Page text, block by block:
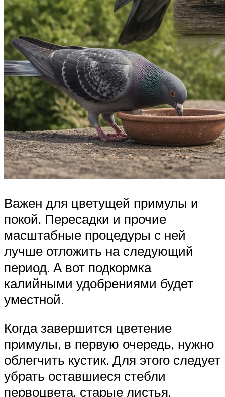
Важен для цветущей примулы и
покой. Пересадки и прочие
масштабные процедуры с ней
лучше отложить на следующий
период. А вот подкормка
калийными удобрениями будет
уместной.
Когда завершится цветение
примулы, в первую очередь, нужно
облегчить кустик. Для этого следует
убрать оставшиеся стебли
первоцвета, старые листья.